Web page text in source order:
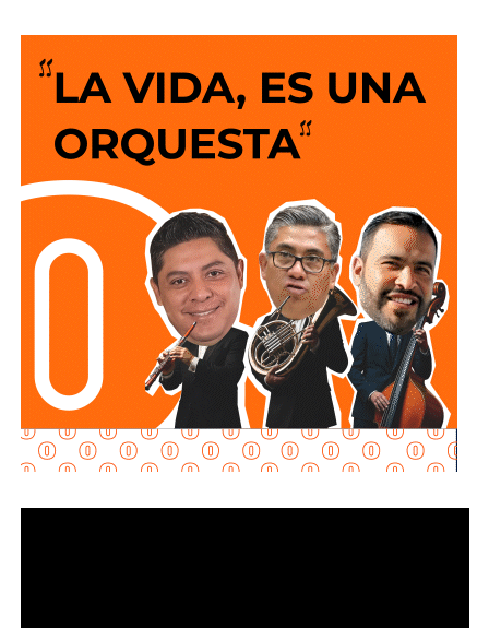
ser cuestionada sobre el caso.
García Cázares planteó que el eje de la revisión será
determinar la conducta de los elementos en ese punto:
qué acción realizaban y por qué se detuvieron ahí.
Adelantó que el resultado de las diligencias definirá si
hubo alguna irregularidad.
Al momento de la entrevista, la fiscal no había tenido
Juan Antonio Villa Gutiérrez